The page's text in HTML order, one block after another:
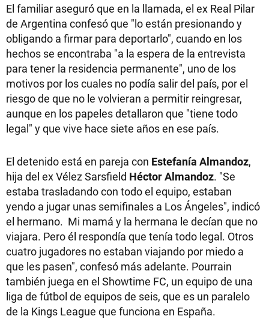
El familiar aseguró que en la llamada, el ex Real Pilar
de Argentina confesó que "lo están presionando y
obligando a firmar para deportarlo", cuando en los
hechos se encontraba "a la espera de la entrevista
para tener la residencia permanente", uno de los
motivos por los cuales no podía salir del país, por el
riesgo de que no le volvieran a permitir reingresar,
aunque en los papeles detallaron que "tiene todo
legal" y que vive hace siete años en ese país.
El detenido está en pareja con Estefanía Almandoz,
hija del ex Vélez Sarsfield Héctor Almandoz. "Se
estaba trasladando con todo el equipo, estaban
yendo a jugar unas semifinales a Los Ángeles", indicó
el hermano. Mi mamá y la hermana le decían que no
viajara. Pero él respondía que tenía todo legal. Otros
cuatro jugadores no estaban viajando por miedo a
que les pasen", confesó más adelante. Pourrain
también juega en el Showtime FC, un equipo de una
liga de fútbol de equipos de seis, que es un paralelo
de la Kings League que funciona en España.